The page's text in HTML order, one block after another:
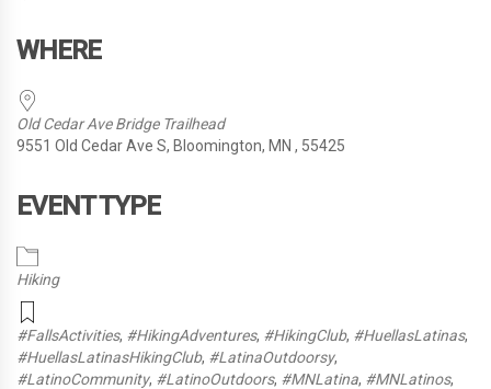
WHERE
Old Cedar Ave Bridge Trailhead
9551 Old Cedar Ave S, Bloomington, MN , 55425
EVENT TYPE
Hiking
#FallsActivities, #HikingAdventures, #HikingClub, #HuellasLatinas,
#HuellasLatinasHikingClub, #LatinaOutdoorsy,
#LatinoCommunity, #LatinoOutdoors, #MNLatina, #MNLatinos,